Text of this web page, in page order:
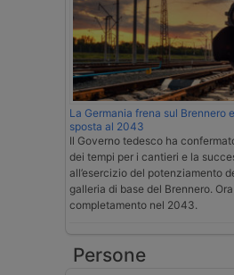
La Germania frena sul Brennero
sposta al 2043
Il Governo tedesco ha
dei tempi per i cantieri e la
all’esercizio del potenziamento
galleria di base del Brennero.
completamento nel 2043.
Persone